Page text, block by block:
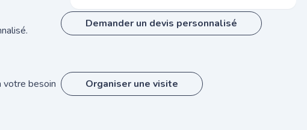
Demander un devis personnalisé
votre besoin
Organiser une visite